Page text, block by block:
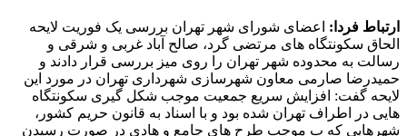
ارتباط فردا:
اعضای شورای شهر تهران بررسی یک فوریت لایحه
الحاق سکونتگاه های مرتضی گرد، صالح آباد غربی و شرقی و
رسالت به محدوده شهر تهران را روی میز بررسی قرار دادند و
حمیدرضا صارمی معاون شهرسازی شهرداری تهران در مورد این
لایحه گفت: افزایش سریع جمعیت موجب شکل گیری سکونتگاه
هایی در اطراف تهران شده بود و با اسناد به قانون حریم کشور،
شهرهایی که ب موجب طرح های جامع و هادی در صورت رسیدن